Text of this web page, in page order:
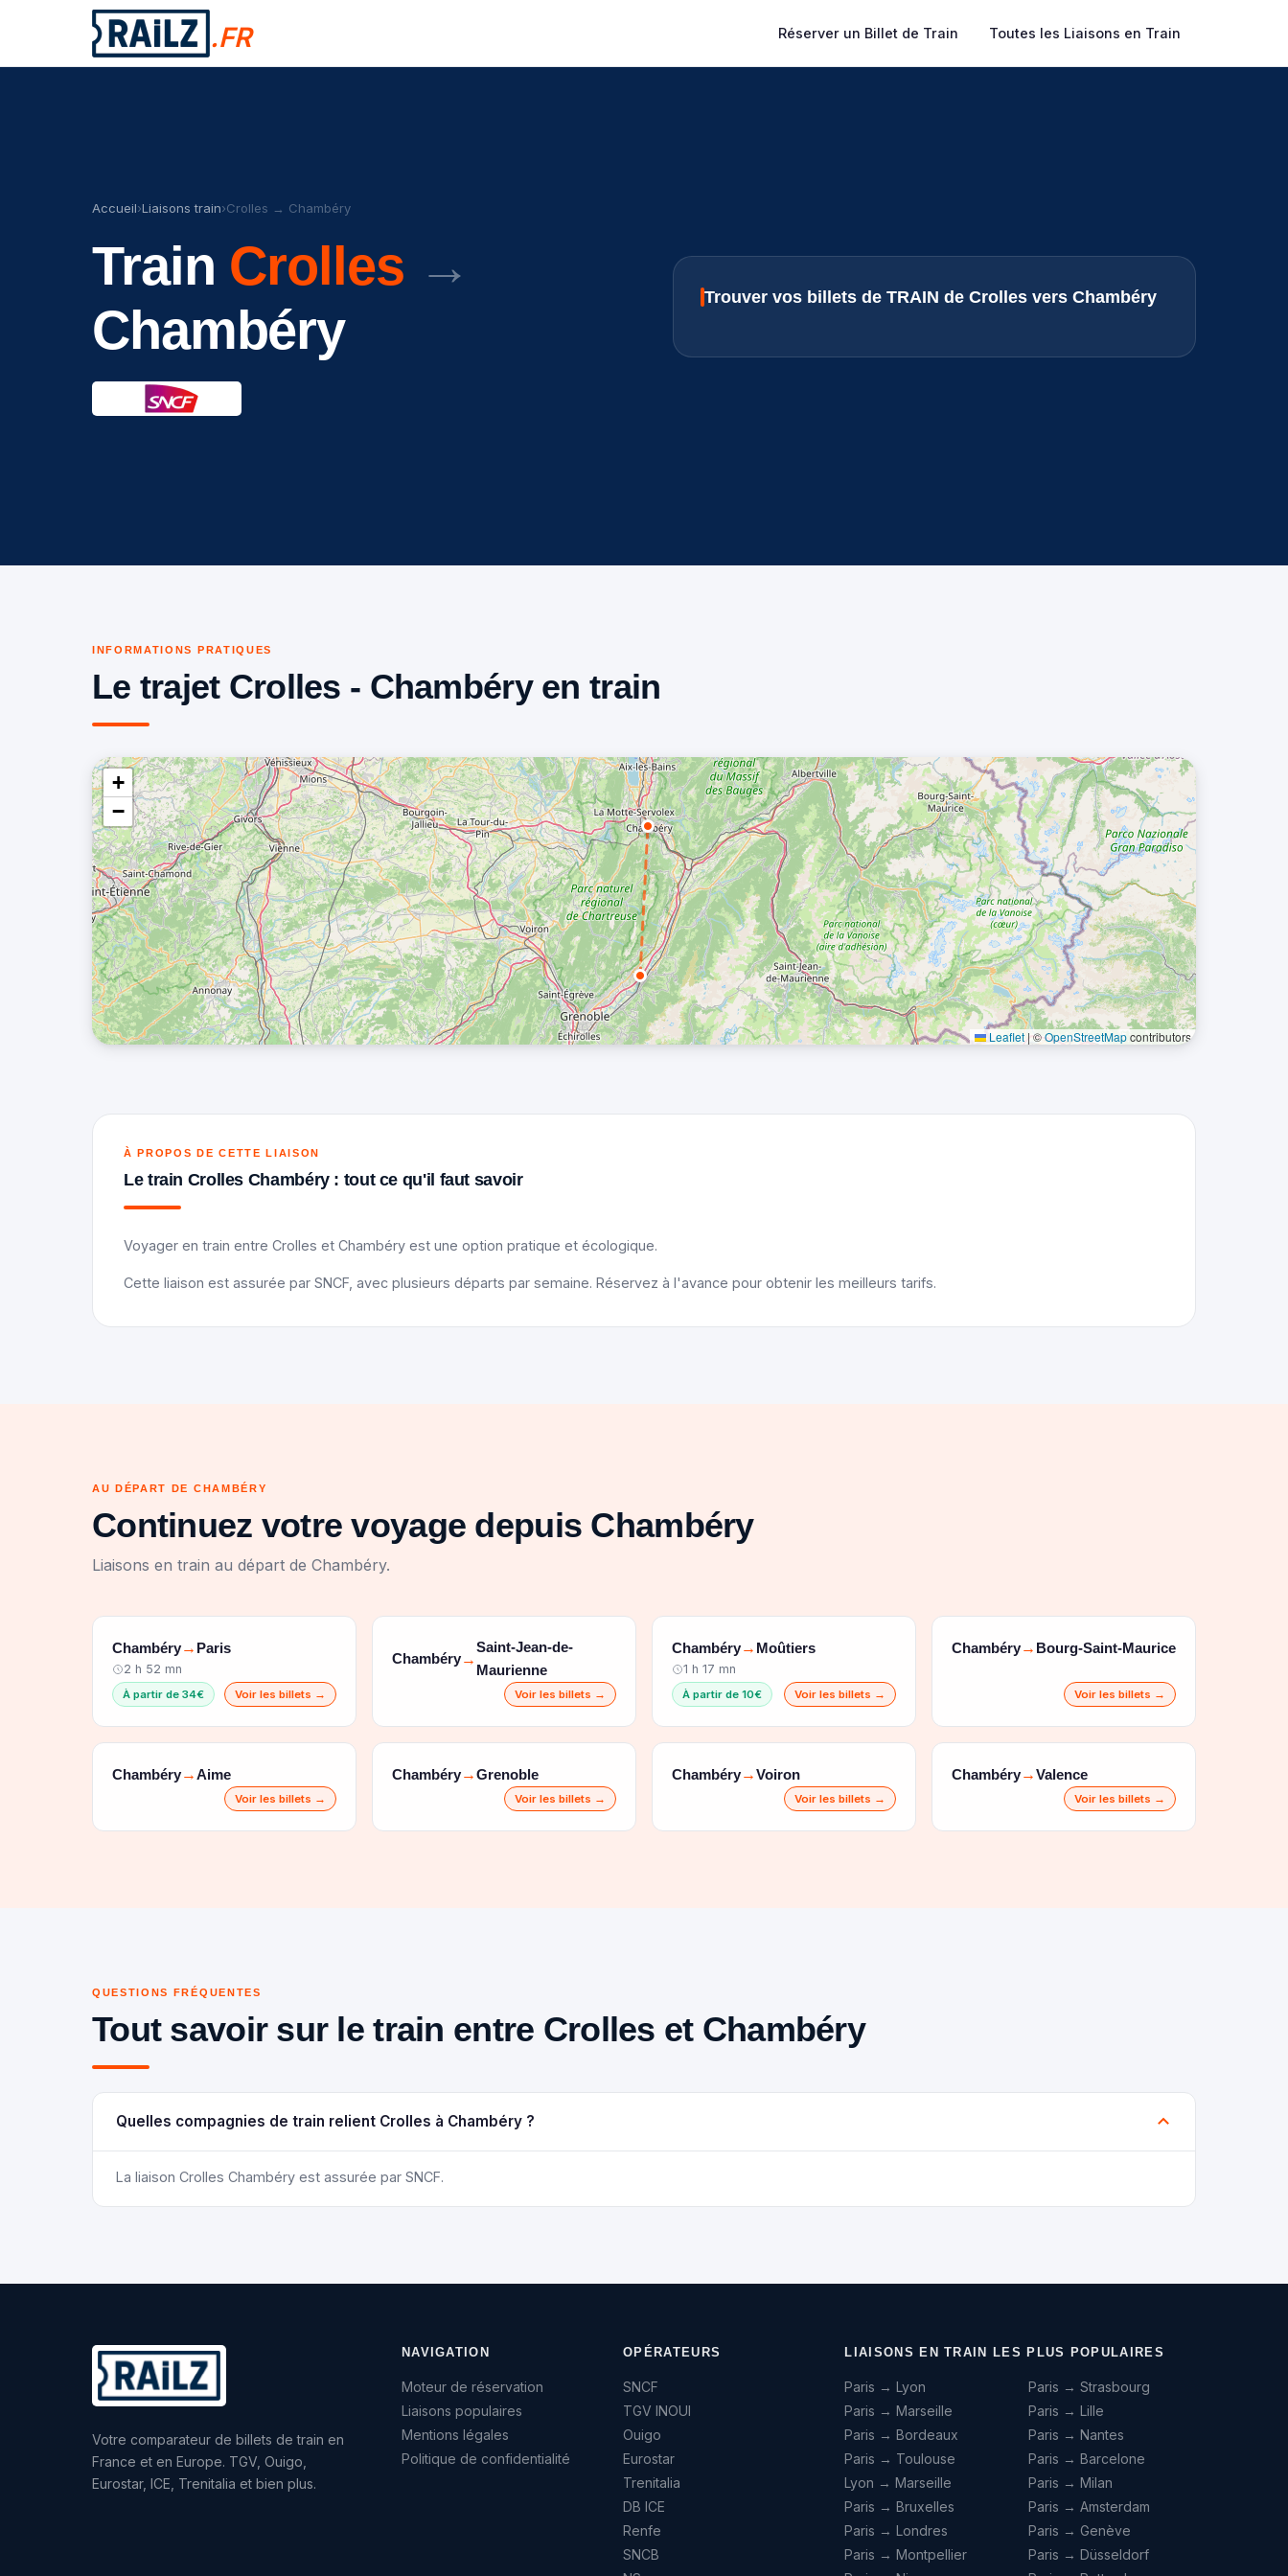
.FR Réserver un Billet de Train Toutes les Liaisons en Train
Accueil›Liaisons train›Crolles → Chambéry
Train Crolles →
Chambéry
Trouver vos billets de TRAIN de Crolles vers Chambéry
INFORMATIONS PRATIQUES
Le trajet Crolles - Chambéry en train
+
−
Leaflet |©OpenStreetMapcontributors
À PROPOS DE CETTE LIAISON
Le train Crolles Chambéry : tout ce qu'il faut savoir
Voyager en train entre Crolles et Chambéry est une option pratique et écologique.
Cette liaison est assurée par SNCF, avec plusieurs départs par semaine. Réservez à l'avance pour obtenir les meilleurs tarifs.
AU DÉPART DE CHAMBÉRY
Continuez votre voyage depuis Chambéry
Liaisons en train au départ de Chambéry.
Chambéry→ Paris
2 h 52 mn
À partir de 34€ Voir les billets →
Chambéry→
Saint-Jean-de-
Maurienne
Voir les billets →
Chambéry→ Moûtiers
1 h 17 mn
À partir de 10€ Voir les billets →
Chambéry→ Bourg-Saint-Maurice
Voir les billets →
Chambéry→Aime
Voir les billets →
Chambéry→Grenoble
Voir les billets →
Chambéry→Voiron
Voir les billets →
Chambéry→Valence
Voir les billets →
QUESTIONS FRÉQUENTES
Tout savoir sur le train entre Crolles et Chambéry
Quelles compagnies de train relient Crolles à Chambéry ?
La liaison Crolles Chambéry est assurée par SNCF.
Votre comparateur de billets de train en
France et en Europe. TGV, Ouigo,
Eurostar, ICE, Trenitalia et bien plus.
NAVIGATION
Moteur de réservation
Liaisons populaires
Mentions légales
Politique de confidentialité
OPÉRATEURS
SNCF
TGV INOUI
Ouigo
Eurostar
Trenitalia
DB ICE
Renfe
SNCB
LIAISONS EN TRAIN LES PLUS POPULAIRES
Paris → Lyon
Paris → Marseille
Paris → Bordeaux
Paris → Toulouse
Lyon → Marseille
Paris → Bruxelles
Paris → Londres
Paris → Montpellier
Paris → Strasbourg
Paris → Lille
Paris → Nantes
Paris → Barcelone
Paris → Milan
Paris → Amsterdam
Paris → Genève
Paris → Düsseldorf